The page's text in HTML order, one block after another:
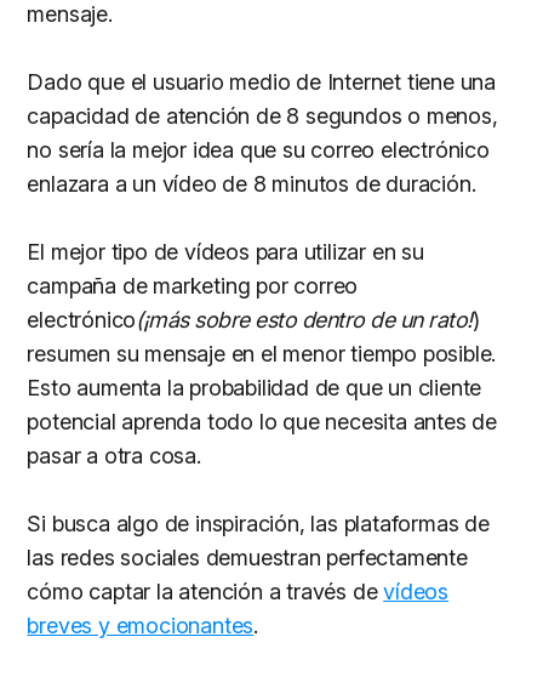
mensaje.
Dado que el usuario medio de Internet tiene una
capacidad de atención de 8 segundos o menos,
no sería la mejor idea que su correo electrónico
enlazara a un vídeo de 8 minutos de duración.
El mejor tipo de vídeos para utilizar en su
campaña de marketing por correo
electrónico(¡más sobre esto dentro de un rato!)
resumen su mensaje en el menor tiempo posible.
Esto aumenta la probabilidad de que un cliente
potencial aprenda todo lo que necesita antes de
pasar a otra cosa.
Si busca algo de inspiración, las plataformas de
las redes sociales demuestran perfectamente
cómo captar la atención a través devídeos
breves y emocionantes.